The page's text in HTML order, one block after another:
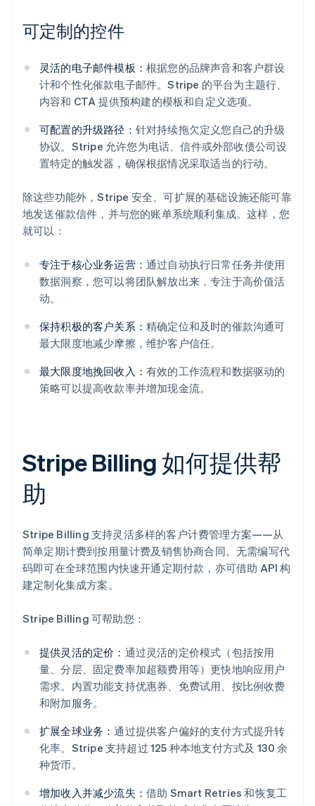
可定制的控件
灵活的电子邮件模板： 根据您的品牌声音和客户群设
计和个性化催款电子邮件。Stripe 的平台为主题行、
内容和 CTA 提供预构建的模板和自定义选项。
可配置的升级路径： 针对持续拖欠定义您自己的升级
协议。Stripe 允许您为电话、信件或外部收债公司设
置特定的触发器，确保根据情况采取适当的行动。
除这些功能外，Stripe 安全、可扩展的基础设施还能可靠
地发送催款信件，并与您的账单系统顺利集成。这样，您
就可以：
专注于核心业务运营： 通过自动执行日常任务并使用
数据洞察，您可以将团队解放出来，专注于高价值活
动。
保持积极的客户关系： 精确定位和及时的催款沟通可
最大限度地减少摩擦，维护客户信任。
最大限度地挽回收入： 有效的工作流程和数据驱动的
策略可以提高收款率并增加现金流。
Stripe Billing 如何提供帮
助
Stripe Billing 支持灵活多样的客户计费管理方案——从
简单定期计费到按用量计费及销售协商合同。无需编写代
码即可在全球范围内快速开通定期付款，亦可借助 API 构
建定制化集成方案。
Stripe Billing 可帮助您：
提供灵活的定价： 通过灵活的定价模式（包括按用
量、分层、固定费率加超额费用等）更快地响应用户
需求。内置功能支持优惠券、免费试用、按比例收费
和附加服务。
扩展全球业务：通过提供客户偏好的支付方式提升转
化率。Stripe 支持超过 125 种本地支付方式及 130 余
种货币。
增加收入并减少流失： 借助 Smart Retries 和恢复工
阿联酋